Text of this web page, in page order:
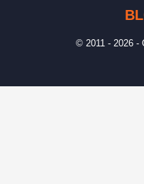
© 2011 - 2026 -